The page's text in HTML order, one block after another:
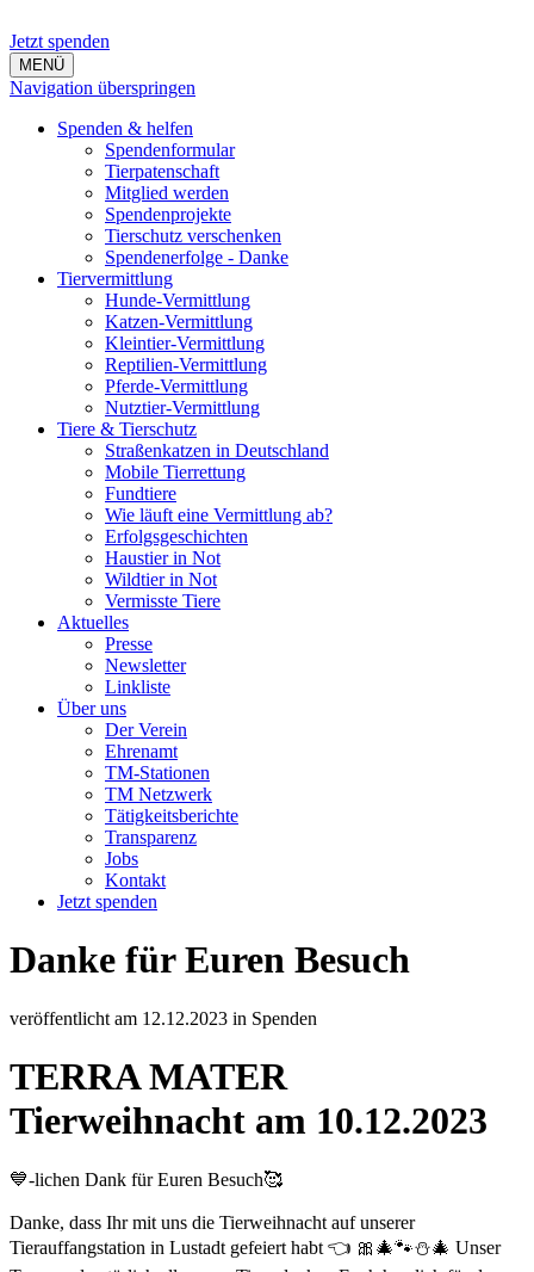
Jetzt spenden
MENÜ
Navigation überspringen
Spenden & helfen
Spendenformular
Tierpatenschaft
Mitglied werden
Spendenprojekte
Tierschutz verschenken
Spendenerfolge - Danke
Tiervermittlung
Hunde-Vermittlung
Katzen-Vermittlung
Kleintier-Vermittlung
Reptilien-Vermittlung
Pferde-Vermittlung
Nutztier-Vermittlung
Tiere & Tierschutz
Straßenkatzen in Deutschland
Mobile Tierrettung
Fundtiere
Wie läuft eine Vermittlung ab?
Erfolgsgeschichten
Haustier in Not
Wildtier in Not
Vermisste Tiere
Aktuelles
Presse
Newsletter
Linkliste
Über uns
Der Verein
Ehrenamt
TM-Stationen
TM Netzwerk
Tätigkeitsberichte
Transparenz
Jobs
Kontakt
Jetzt spenden
Danke für Euren Besuch
veröffentlicht am 12.12.2023 in Spenden
TERRA MATER
Tierweihnacht am 10.12.2023
💙-lichen Dank für Euren Besuch🥰
Danke, dass Ihr mit uns die Tierweihnacht auf unserer
Tierauffangstation in Lustadt gefeiert habt 👈 🎀🎄🐾⛄️🎄 Unser